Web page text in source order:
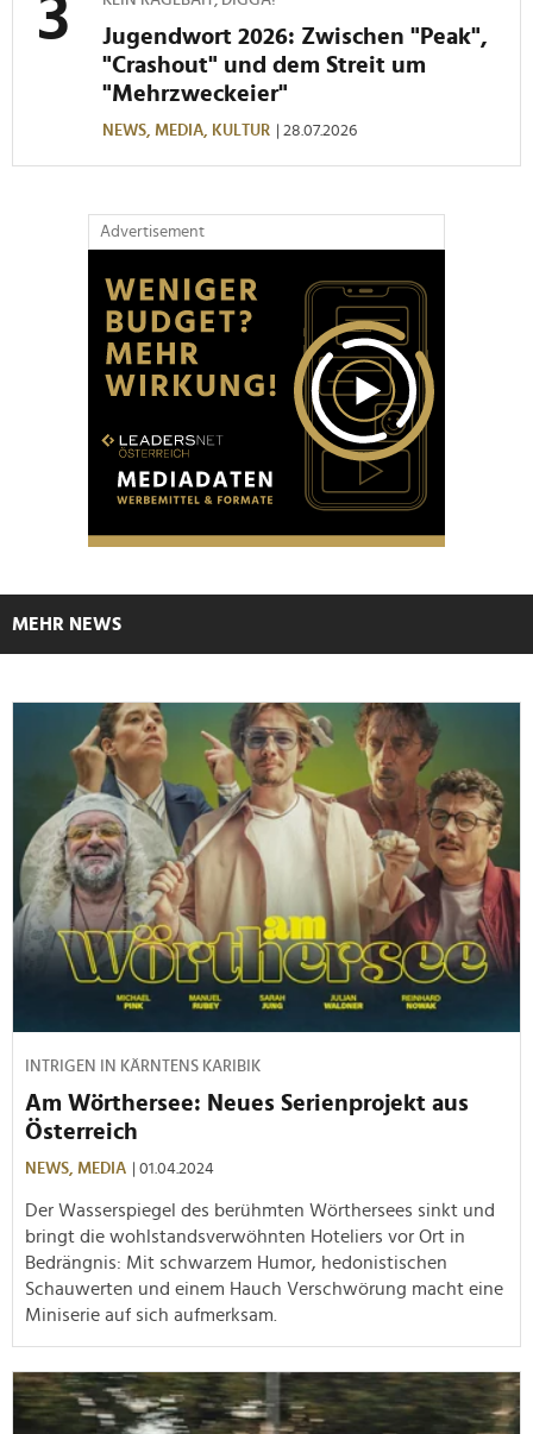
Jugendwort 2026: Zwischen "Peak",
"Crashout" und dem Streit um
"Mehrzweckeier"
NEWS, MEDIA, KULTUR | 28.07.2026
Advertisement
MEHR NEWS
INTRIGEN IN KÄRNTENS KARIBIK
Am Wörthersee: Neues Serienprojekt aus
Österreich
NEWS, MEDIA | 01.04.2024
Der Wasserspiegel des berühmten Wörthersees sinkt und
bringt die wohlstandsverwöhnten Hoteliers vor Ort in
Bedrängnis: Mit schwarzem Humor, hedonistischen
Schauwerten und einem Hauch Verschwörung macht eine
Miniserie auf sich aufmerksam.